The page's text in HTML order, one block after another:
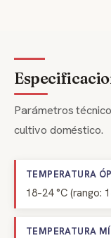
Parámetros
cultivo doméstico.
TEMPERATURA
18–24 °C (rango:
TEMPERATURA